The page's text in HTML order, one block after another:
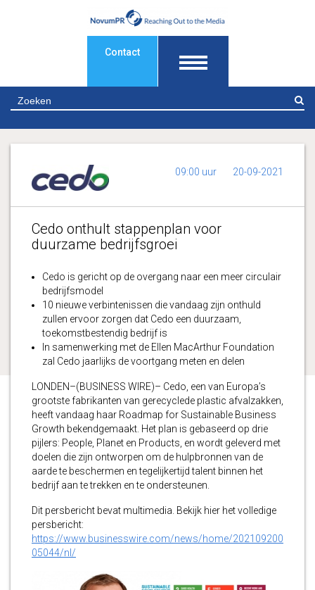
Contact
09:00 uur 20-09-2021
Cedo onthult stappenplan voor
duurzame bedrijfsgroei
Cedo is gericht op de overgang naar een meer circulair
bedrijfsmodel
10 nieuwe verbintenissen die vandaag zijn onthuld
zullen ervoor zorgen dat Cedo een duurzaam,
toekomstbestendig bedrijf is
In samenwerking met de Ellen MacArthur Foundation
zal Cedo jaarlijks de voortgang meten en delen
LONDEN–(BUSINESS WIRE)– Cedo, een van Europa’s
grootste fabrikanten van gerecyclede plastic afvalzakken,
heeft vandaag haar Roadmap for Sustainable Business
Growth bekendgemaakt. Het plan is gebaseerd op drie
pijlers: People, Planet en Products, en wordt geleverd met
doelen die zijn ontworpen om de hulpbronnen van de
aarde te beschermen en tegelijkertijd talent binnen het
bedrijf aan te trekken en te ondersteunen.
Dit persbericht bevat multimedia. Bekijk hier het volledige
persbericht:
https://www.businesswire.com/news/home/202109200
05044/nl/